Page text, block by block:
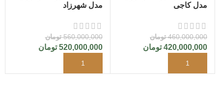
مدل کاجی
460,000,000 تومان
420,000,000 تومان
مدل شهرزاد
560,000,000 تومان
520,000,000 تومان